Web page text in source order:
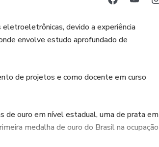
devido a experiência
envolve estudo aprofundado de
de projetos e como docente em curso
ouro em nível estadual, uma de prata em
medalha de ouro do Brasil na ocupação